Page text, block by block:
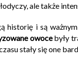
ale także
historię i są
owocebyły
stały się one